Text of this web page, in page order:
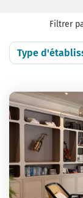
Filtrer
Type